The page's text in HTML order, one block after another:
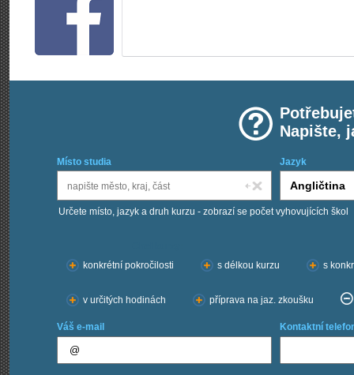
Napište,
Místo studia Jazyk
Určete místo, jazyk a druh kurzu - zobrazí se počet vyhovujících škol
konkrétní pokročilosti
s délkou kurzu s
v určitých hodinách příprava na jaz. zkoušku
Váš e-mail Kontaktní